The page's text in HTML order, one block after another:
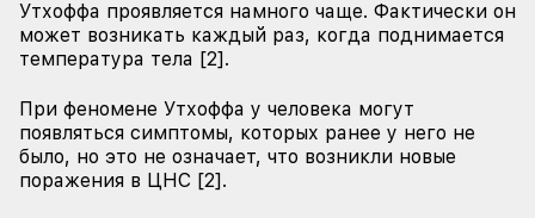
Утхоффа проявляется намного чаще. Фактически он
может возникать каждый раз, когда поднимается
температура тела [2].
При феномене Утхоффа у человека могут
появляться симптомы, которых ранее у него не
было, но это не означает, что возникли новые
поражения в ЦНС [2].